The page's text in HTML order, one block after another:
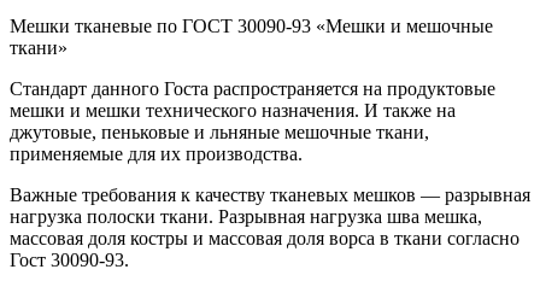
Мешки тканевые по ГОСТ 30090-93 «Мешки и мешочные
ткани»
Стандарт данного Госта распространяется на продуктовые
мешки и мешки технического назначения. И также на
джутовые, пеньковые и льняные мешочные ткани,
применяемые для их производства.
Важные требования к качеству тканевых мешков — разрывная
нагрузка полоски ткани. Разрывная нагрузка шва мешка,
массовая доля костры и массовая доля ворса в ткани согласно
Гост 30090-93.